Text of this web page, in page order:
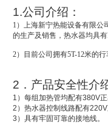
1.公司介绍：
1 ）上海新宁热能设备有限公
的生产及销售，热水器均具
2）目前公司拥有5T-12米的
2 ．产品安全性介
1 ）每组加热管均配有380V
2 ）热水器控制线路配有220V
3 ）具有牢固可靠的接地线。